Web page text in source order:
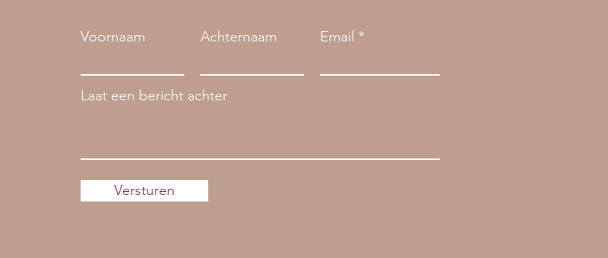
Voornaam Achternaam Email
Laat een bericht achter
Versturen